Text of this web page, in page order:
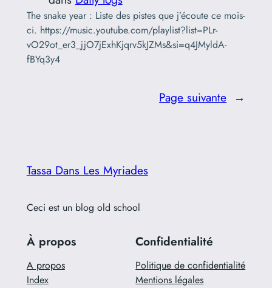
The snake year : Liste des pistes que j’écoute ce mois-
ci. https://music.youtube.com/playlist?list=PLr-
vO29ot_er3_jjO7jExhKjqrv5kJZMs&si=q4JMyldA-
fBYq3y4
Page suivante →
Tassa Dans Les Myriades
Ceci est un blog old school
À propos
A propos
Index
Confidentialité
Politique de confidentialité
Mentions légales